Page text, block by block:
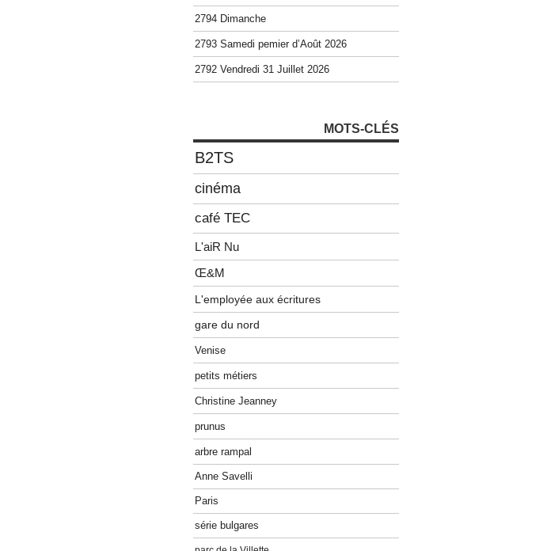
2794 Dimanche
2793 Samedi pemier d’Août 2026
2792 Vendredi 31 Juillet 2026
MOTS-CLÉS
B2TS
cinéma
café TEC
L'aiR Nu
Œ&M
L'employée aux écritures
gare du nord
Venise
petits métiers
Christine Jeanney
prunus
arbre rampal
Anne Savelli
Paris
série bulgares